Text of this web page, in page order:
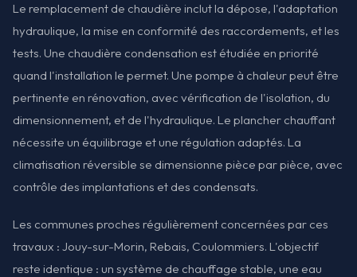
Le remplacement de chaudière inclut la dépose, l'adaptation
hydraulique, la mise en conformité des raccordements, et les
tests. Une chaudière condensation est étudiée en priorité
quand l'installation le permet. Une pompe à chaleur peut être
pertinente en rénovation, avec vérification de l'isolation, du
dimensionnement, et de l'hydraulique. Le plancher chauffant
nécessite un équilibrage et une régulation adaptés. La
climatisation réversible se dimensionne pièce par pièce, avec
contrôle des implantations et des condensats.
Les communes proches régulièrement concernées par ces
travaux : Jouy-sur-Morin, Rebais, Coulommiers. L'objectif
reste identique : un système de chauffage stable, une eau